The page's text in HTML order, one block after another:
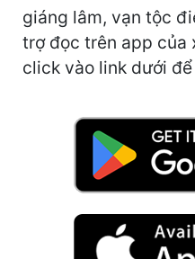
Huyền Ảo
Hài Hước
Khoa Huyễn Không Gian
giáng lâm, vạn tộc
trợ đọc trên app của
click vào link dưới